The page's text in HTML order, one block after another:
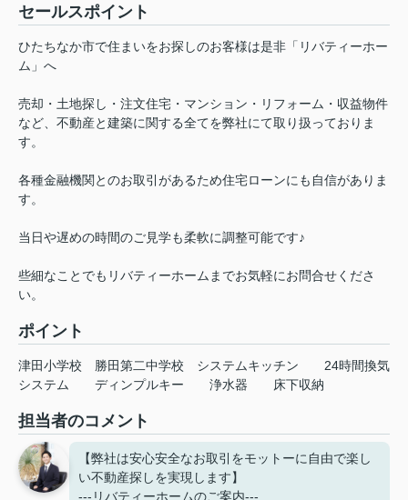
セールスポイント
ひたちなか市で住まいをお探しのお客様は是非「リバティーホー
ム」へ
売却・土地探し・注文住宅・マンション・リフォーム・収益物件
など、不動産と建築に関する全てを弊社にて取り扱っておりま
す。
各種金融機関とのお取引があるため住宅ローンにも自信がありま
す。
当日や遅めの時間のご見学も柔軟に調整可能です♪
些細なことでもリバティーホームまでお気軽にお問合せくださ
い。
ポイント
津田小学校 勝田第二中学校 システムキッチン
24時間換気
システム
ディンプルキー 浄水器 床下収納
担当者のコメント
【弊社は安心安全なお取引をモットーに自由で楽し
い不動産探しを実現します】
---リバティーホームのご案内---